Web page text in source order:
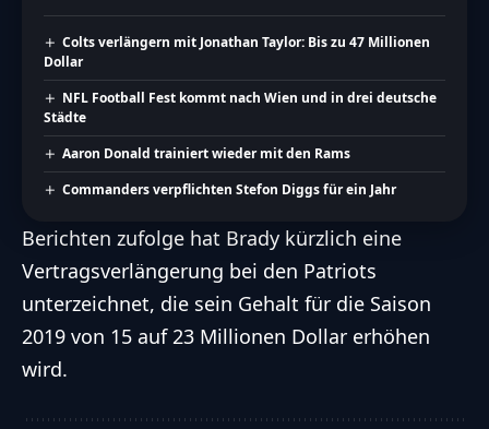
Colts verlängern mit Jonathan Taylor: Bis zu 47 Millionen
Dollar
NFL Football Fest kommt nach Wien und in drei deutsche
Städte
Aaron Donald trainiert wieder mit den Rams
Commanders verpflichten Stefon Diggs für ein Jahr
Berichten zufolge hat Brady kürzlich eine
Vertragsverlängerung bei den Patriots
unterzeichnet, die sein Gehalt für die Saison
2019 von 15 auf 23 Millionen Dollar erhöhen
wird.